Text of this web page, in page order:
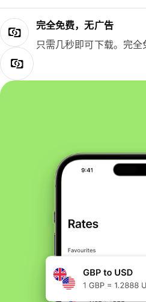
完全免费，无广告
只需几秒即可下载。完全